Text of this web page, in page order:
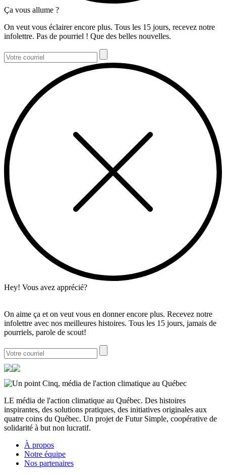
Ça vous allume ?
On veut vous éclairer encore plus. Tous les 15 jours, recevez notre
infolettre. Pas de pourriel ! Que des belles nouvelles.
Hey! Vous avez apprécié?
On aime ça et on veut vous en donner encore plus. Recevez notre
infolettre avec nos meilleures histoires. Tous les 15 jours, jamais de
pourriels, parole de scout!
LE média de l'action climatique au Québec. Des histoires
inspirantes, des solutions pratiques, des initiatives originales aux
quatre coins du Québec. Un projet de Futur Simple, coopérative de
solidarité à but non lucratif.
À propos
Notre équipe
Nos partenaires